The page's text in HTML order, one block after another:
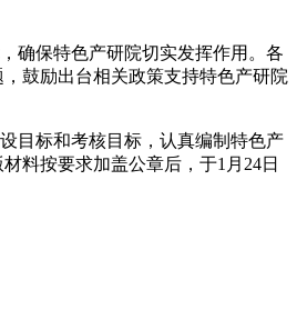
确保特色产研院切实发挥作用。各
鼓励出台相关政策支持特色产研院
目标和考核目标，认真编制特色产
料按要求加盖公章后，于1月24日